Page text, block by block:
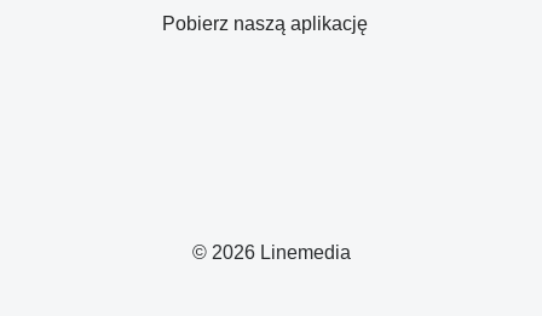
© 2026 Linemedia
Pobierz naszą aplikację